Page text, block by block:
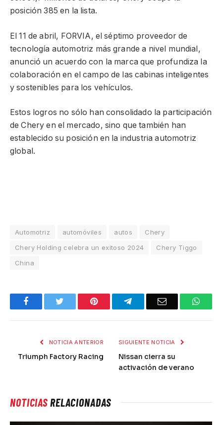
posición 385 en la lista.
El 11 de abril, FORVIA, el séptimo proveedor de
tecnología automotriz más grande a nivel mundial,
anunció un acuerdo con la marca que profundiza la
colaboración en el campo de las cabinas inteligentes
y sostenibles para los vehículos.
Estos logros no sólo han consolidado la participación
de Chery en el mercado, sino que también han
establecido su posición en la industria automotriz
global.
Automotriz automóviles autos
Chery
Chery Holding celebra un exitoso 2024
Chery Tiggo
China
Facebook Pinterest TelegramEmail
NOTICIA ANTERIOR
Triumph Factory Racing
SIGUIENTE NOTICIA
Nissan cierra su
activación de verano
NOTICIASRELACIONADAS